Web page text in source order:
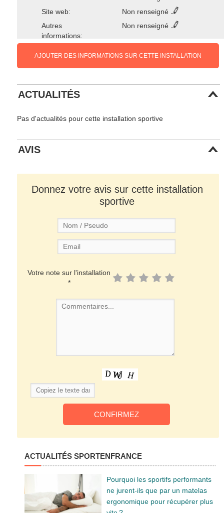
Site web:
Non renseigné
Autres
informations:
Non renseigné
AJOUTER DES INFORMATIONS SUR CETTE INSTALLATION
ACTUALITÉS
Pas d'actualités pour cette installation sportive
AVIS
Donnez votre avis sur cette installation
sportive
Votre note sur l'installation
*
ACTUALITÉS SPORTENFRANCE
Pourquoi les sportifs performants
ne jurent-ils que par un matelas
ergonomique pour récupérer plus